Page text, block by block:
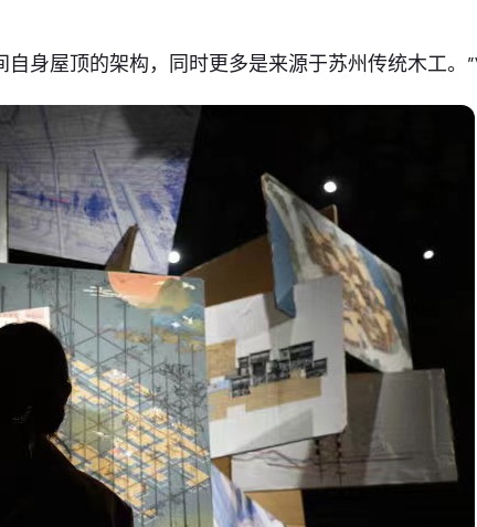
身屋顶的架构，同时更多是来源于苏州传统木工。